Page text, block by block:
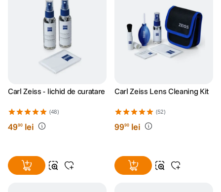
Carl Zeiss - lichid de curatare
(48)
4990 lei
Carl Zeiss Lens Cleaning Kit
(52)
9990 lei